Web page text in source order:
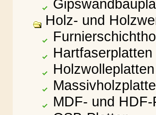
Holz- und
Hartfaserplatten
Holzwolleplatten
MDF- und HDF-